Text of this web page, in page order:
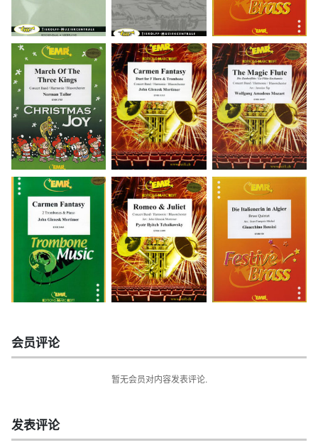
会员评论
暂无会员对内容发表评论.
发表评论